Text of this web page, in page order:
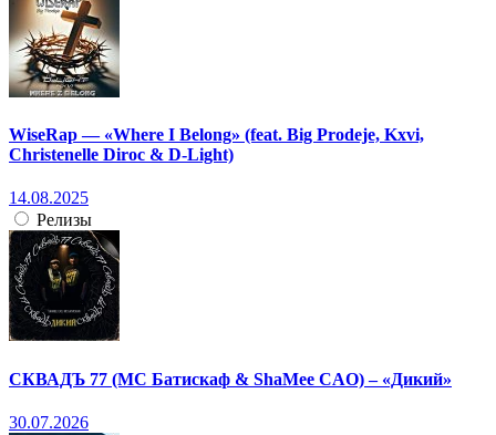
WiseRap — «Where I Belong» (feat. Big Prodeje, Kxvi,
Christenelle Diroc & D-Light)
14.08.2025
Релизы
СКВАДЪ 77 (МС Батискаф & ShaMee CAO) – «Дикий»
30.07.2026